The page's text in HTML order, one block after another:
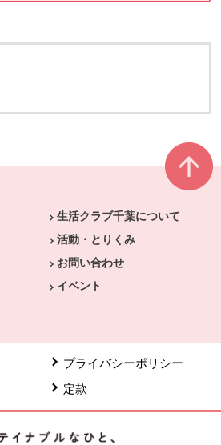
生活クラブ千葉について
活動・とりくみ
お問い合わせ
イベント
プライバシーポリシー
定款